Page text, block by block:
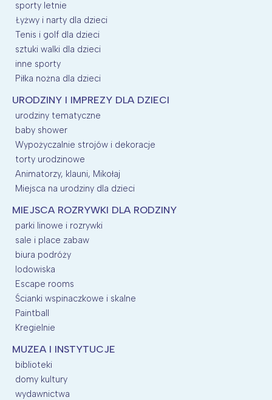
sporty letnie
Łyżwy i narty dla dzieci
Tenis i golf dla dzieci
sztuki walki dla dzieci
inne sporty
Piłka nożna dla dzieci
URODZINY I IMPREZY DLA DZIECI
urodziny tematyczne
baby shower
Wypożyczalnie strojów i dekoracje
torty urodzinowe
Animatorzy, klauni, Mikołaj
Miejsca na urodziny dla dzieci
MIEJSCA ROZRYWKI DLA RODZINY
parki linowe i rozrywki
sale i place zabaw
biura podróży
lodowiska
Escape rooms
Ścianki wspinaczkowe i skalne
Paintball
Kregielnie
MUZEA I INSTYTUCJE
biblioteki
domy kultury
wydawnictwa